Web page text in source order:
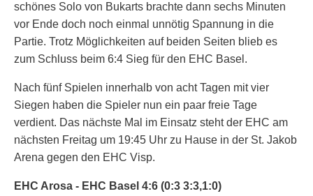
schönes Solo von Bukarts brachte dann sechs Minuten
vor Ende doch noch einmal unnötig Spannung in die
Partie. Trotz Möglichkeiten auf beiden Seiten blieb es
zum Schluss beim 6:4 Sieg für den EHC Basel.
Nach fünf Spielen innerhalb von acht Tagen mit vier
Siegen haben die Spieler nun ein paar freie Tage
verdient. Das nächste Mal im Einsatz steht der EHC am
nächsten Freitag um 19:45 Uhr zu Hause in der St. Jakob
Arena gegen den EHC Visp.
EHC Arosa - EHC Basel 4:6 (0:3 3:3,1:0)